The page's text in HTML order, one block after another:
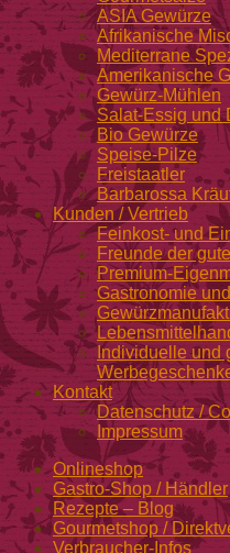
ASIA Gewürze
Afrikanische
Mediterrane
Amerikanische
Gewürz-Mühlen
Salat-Essig und
Bio Gewürze
Speise-Pilze
Freistaatler
Barbarossa
Kunden / Vertrieb
Feinkost- und
Freunde der
Premium-
Gastronomie
Individuelle und
Kontakt
Datenschutz /
Impressum
Onlineshop
Gastro-Shop / Händler
Rezepte – Blog
Gourmetshop /
Verbraucher-Infos